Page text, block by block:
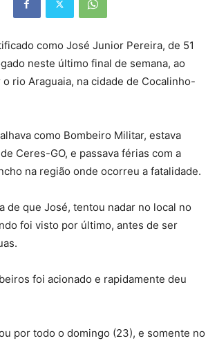
como José Junior Pereira, de 51
neste último final de semana, ao
rio Araguaia, na cidade de Cocalinho-
como Bombeiro Militar, estava
Ceres-GO, e passava férias com a
na região onde ocorreu a fatalidade.
de que José, tentou nadar no local no
foi visto por último, antes de ser
foi acionado e rapidamente deu
por todo o domingo (23), e somente no